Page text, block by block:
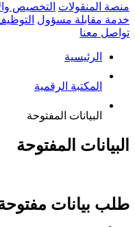
منصة المنقولات التخصيص
خدمة مقابلة مسؤول
تواصل معنا
الرئيسية
المكتبة الرقمية
البيانات المفتوحة
البيانات المفتوحة
طلب بيانات